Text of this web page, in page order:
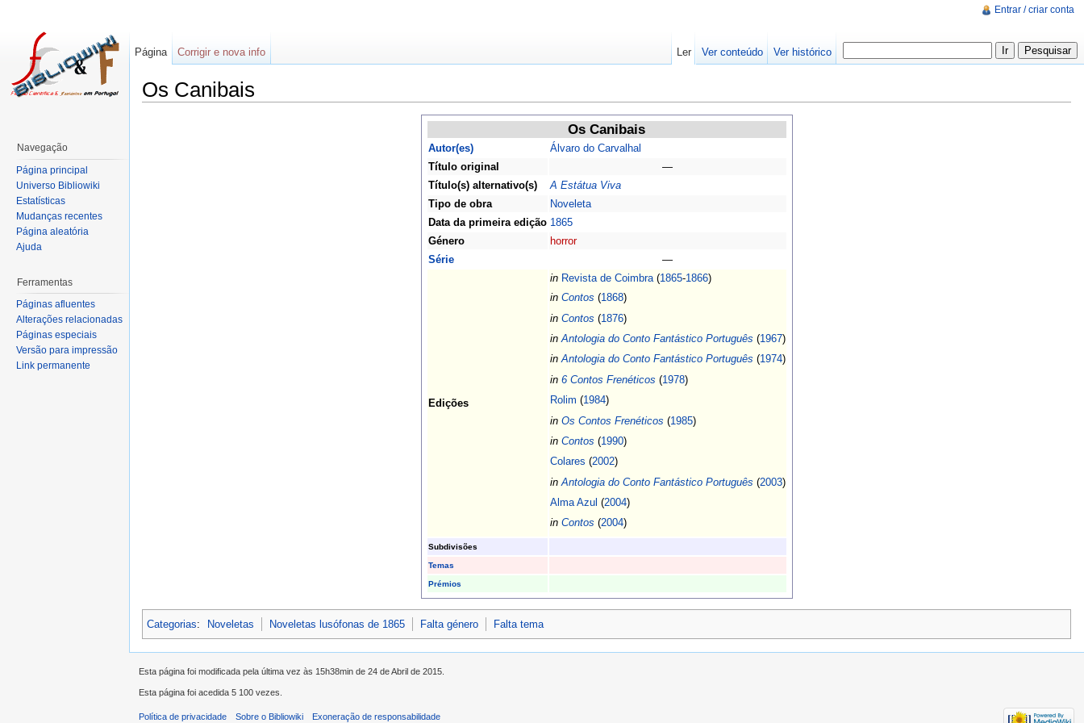
Os Canibais
Os Canibais
Autor(es)
Álvaro do Carvalhal
Título original
—
Título(s) alternativo(s)
A Estátua Viva
Tipo de obra
Noveleta
Data da primeira edição 1865
Género
horror
Série
—
Edições
in Revista de Coimbra(1865-1866)
in Contos (1868)
in Contos (1876)
in Antologia do Conto Fantástico Português (1967)
in Antologia do Conto Fantástico Português (1974)
in 6 Contos Frenéticos (1978)
Rolim (1984)
in Os Contos Frenéticos (1985)
in Contos (1990)
Colares (2002)
in Antologia do Conto Fantástico Português (2003)
Alma Azul (2004)
in Contos (2004)
Subdivisões
Temas
Prémios
Categorias: Noveletas Noveletas lusófonas de 1865 Falta género Falta tema
Entrar / criar conta
Página Corrigir e nova info Ler Ver conteúdo Ver histórico
Navegação
Página principal
Universo Bibliowiki
Estatísticas
Mudanças recentes
Página aleatória
Ajuda
Ferramentas
Páginas afluentes
Alterações relacionadas
Páginas especiais
Versão para impressão
Link permanente
Esta página foi modificada pela última vez às 15h38min de 24 de Abril de 2015.
Esta página foi acedida 5 100 vezes.
Política de privacidade Sobre o Bibliowiki Exoneração de responsabilidade